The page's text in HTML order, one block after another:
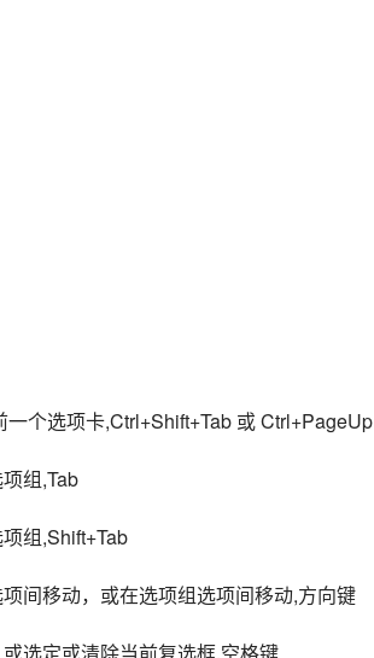
个选项卡,Ctrl+Shift+Tab 或 Ctrl+PageUp
组,Tab
组,Shift+Tab
间移动，或在选项组选项间移动,方向键